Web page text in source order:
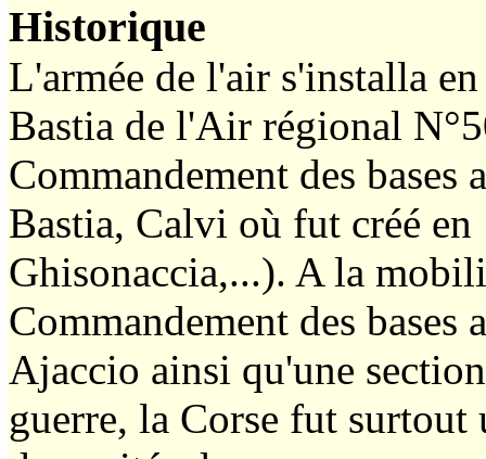
Historique
L'armée de l'air s'installa
Bastia de l'Air régional
Commandement des
Bastia, Calvi où fut créé
Ghisonaccia,...). A la
Commandement des bases
Ajaccio ainsi qu'une
guerre, la Corse fut